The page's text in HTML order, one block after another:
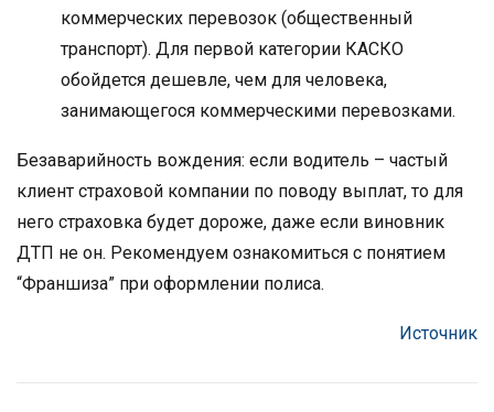
коммерческих перевозок (общественный
транспорт). Для первой категории КАСКО
обойдется дешевле, чем для человека,
занимающегося коммерческими перевозками.
Безаварийность вождения: если водитель – частый
клиент страховой компании по поводу выплат, то для
него страховка будет дороже, даже если виновник
ДТП не он. Рекомендуем ознакомиться с понятием
“Франшиза” при оформлении полиса.
Источник